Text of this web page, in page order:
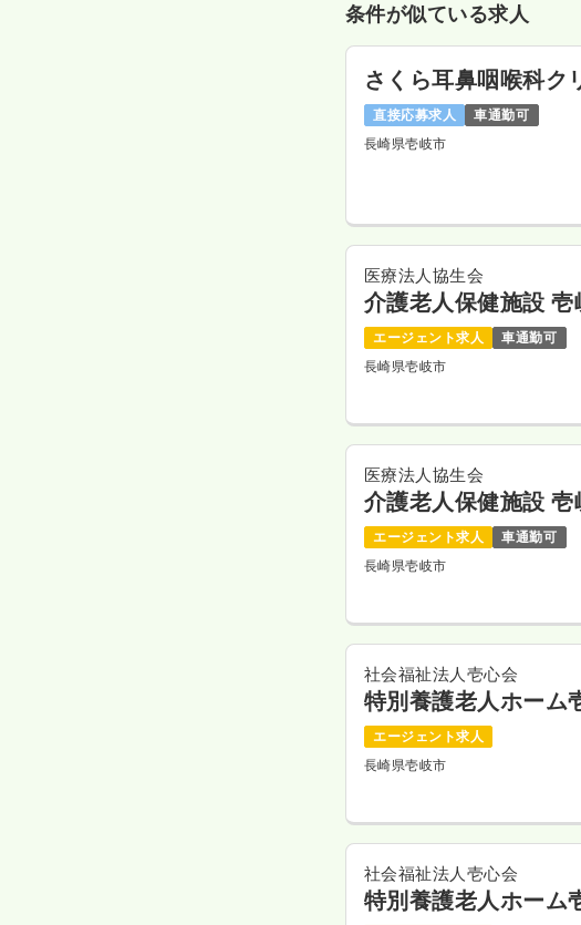
条件が似ている求人
さくら耳鼻咽喉科ク
直接応募求人
車通勤可
長崎県壱岐市
医療法人協生会
介護老人保健施設 壱
エージェント求人
車通勤可
長崎県壱岐市
医療法人協生会
介護老人保健施設 壱
エージェント求人
車通勤可
長崎県壱岐市
社会福祉法人壱心会
特別養護老人ホーム
エージェント求人
長崎県壱岐市
社会福祉法人壱心会
特別養護老人ホーム